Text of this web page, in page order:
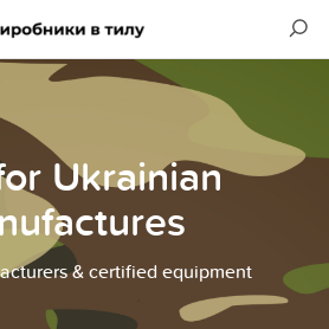
Ukrainian
& certified equipment